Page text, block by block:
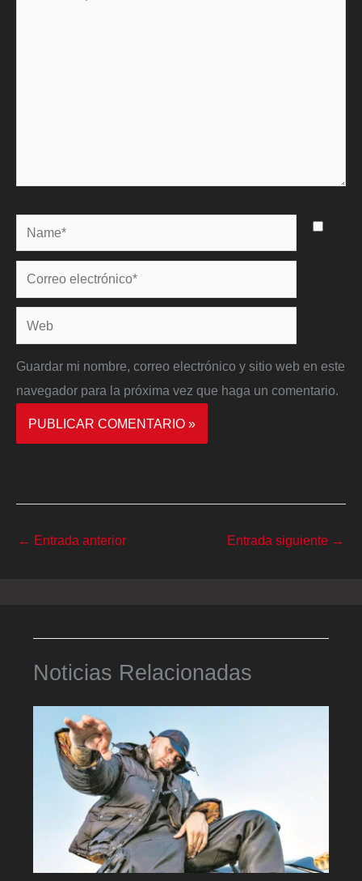
Name*
Correo
electrónico*
Web
Guardar mi nombre, correo electrónico y sitio web en este
navegador para la próxima vez que haga un comentario.
← Entrada anterior Entrada siguiente →
Noticias Relacionadas